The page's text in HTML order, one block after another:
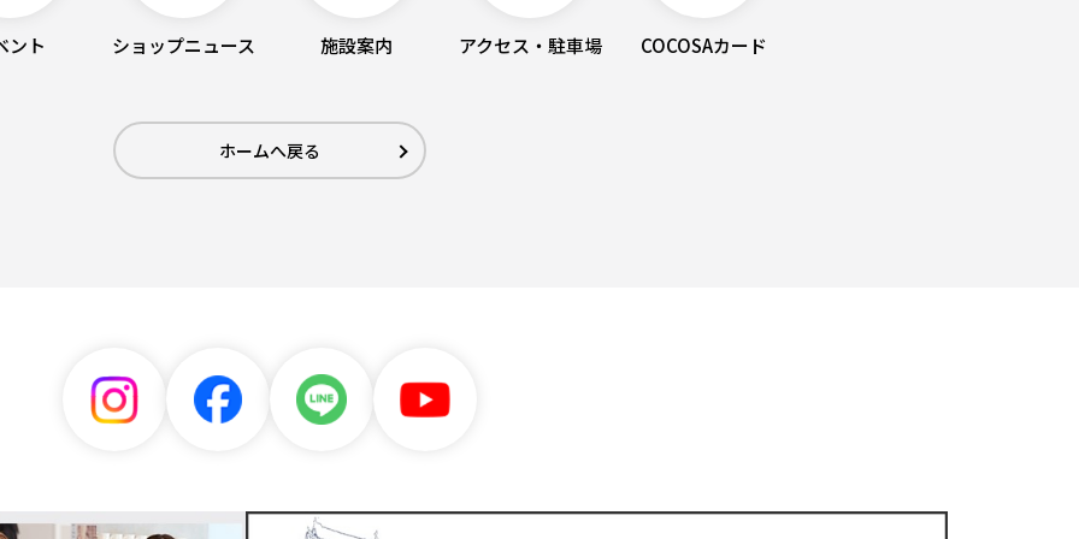
ント ショップニュース 施設案内 アクセス・駐車場 COCOSAカード
ホームへ戻る